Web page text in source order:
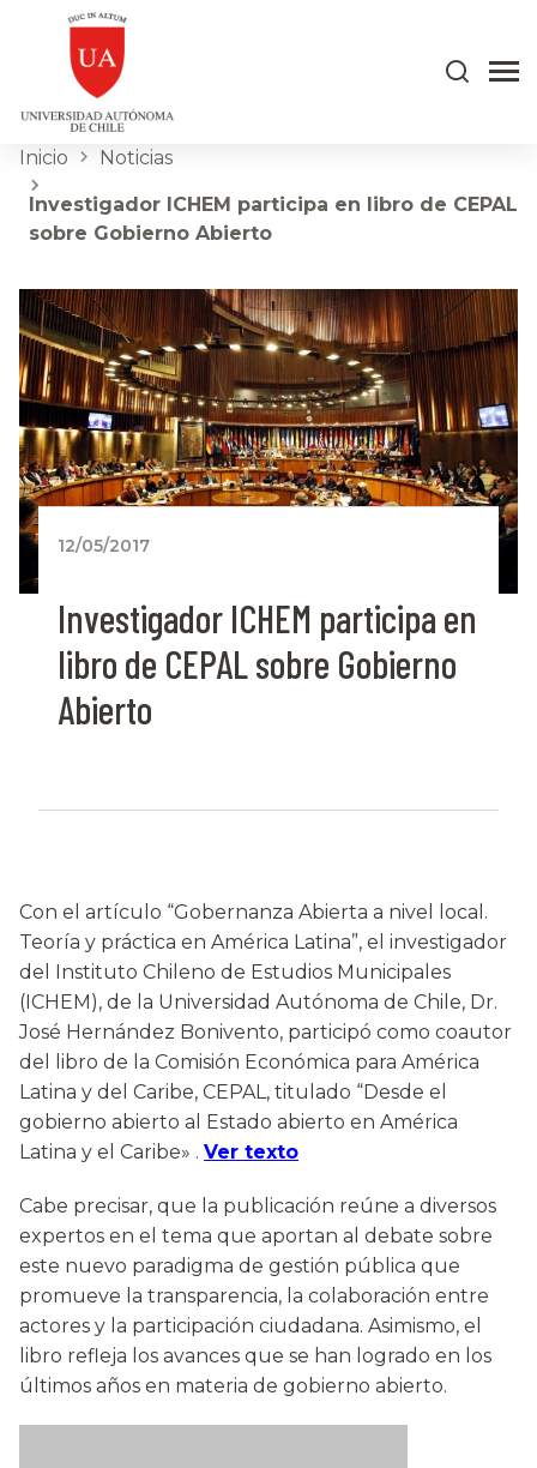
Inicio Noticias
Investigador ICHEM participa en libro de CEPAL
sobre Gobierno Abierto
12/05/2017
Investigador ICHEM participa en
libro de CEPAL sobre Gobierno
Abierto
Con el artículo “Gobernanza Abierta a nivel local.
Teoría y práctica en América Latina”, el investigador
del Instituto Chileno de Estudios Municipales
(ICHEM), de la Universidad Autónoma de Chile, Dr.
José Hernández Bonivento, participó como coautor
del libro de la Comisión Económica para América
Latina y del Caribe, CEPAL, titulado “Desde el
gobierno abierto al Estado abierto en América
Latina y el Caribe» . Ver texto
Cabe precisar, que la publicación reúne a diversos
expertos en el tema que aportan al debate sobre
este nuevo paradigma de gestión pública que
promueve la transparencia, la colaboración entre
actores y la participación ciudadana. Asimismo, el
libro refleja los avances que se han logrado en los
últimos años en materia de gobierno abierto.